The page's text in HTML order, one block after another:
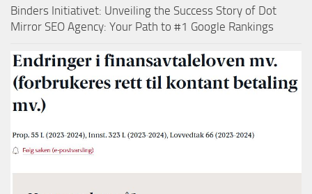
Binders Initiativet: Unveiling the Success Story of Dot
Mirror SEO Agency: Your Path to #1 Google Rankings